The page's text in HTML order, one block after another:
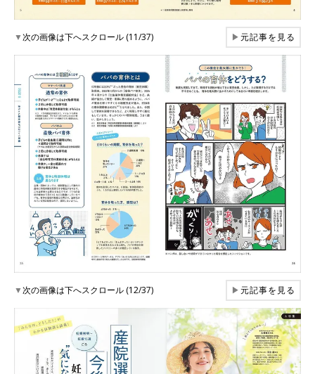
▼次の画像は下へスクロール (11/37) ▶元記事を見る
▼次の画像は下へスクロール (12/37) ▶元記事を見る